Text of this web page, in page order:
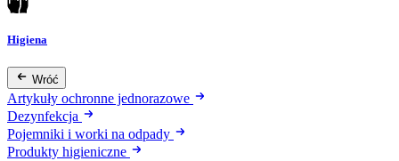
Higiena
Wróć
Artykuły ochronne jednorazowe
Dezynfekcja
Pojemniki i worki na odpady
Produkty higieniczne